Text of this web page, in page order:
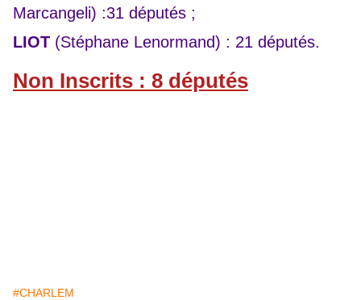
Marcangeli) :31 députés ;
LIOT (Stéphane Lenormand) : 21 députés.
Non Inscrits : 8 députés
#CHARLEM